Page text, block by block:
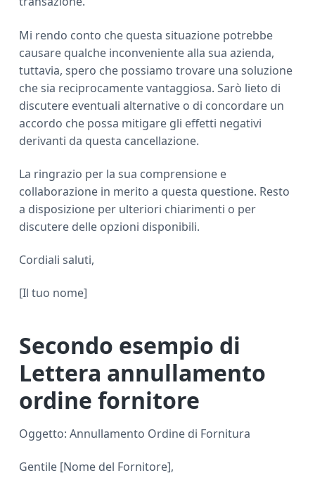
Mi rendo conto che questa situazione potrebbe
causare qualche inconveniente alla sua azienda,
tuttavia, spero che possiamo trovare una soluzione
che sia reciprocamente vantaggiosa. Sarò lieto di
discutere eventuali alternative o di concordare un
accordo che possa mitigare gli effetti negativi
derivanti da questa cancellazione.
La ringrazio per la sua comprensione e
collaborazione in merito a questa questione. Resto
a disposizione per ulteriori chiarimenti o per
discutere delle opzioni disponibili.
Cordiali saluti,
[Il tuo nome]
Secondo esempio di
Lettera annullamento
ordine fornitore
Oggetto: Annullamento Ordine di Fornitura
Gentile [Nome del Fornitore],